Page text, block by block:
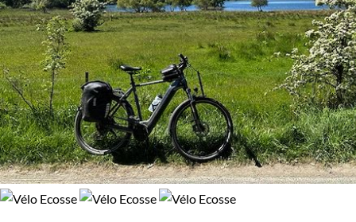
De 2 000 à 3 000 $CAD
Plus de 3 000 $CAD
Âge des enfants
Les 10/13 ans Les 14/16 ans